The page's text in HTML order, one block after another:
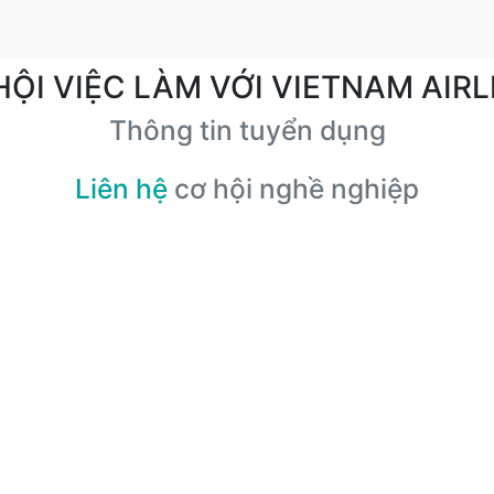
VIỆC LÀM VỚI VIETNAM
Thông tin tuyển dụng
Liên hệ cơ hội nghề nghiệp